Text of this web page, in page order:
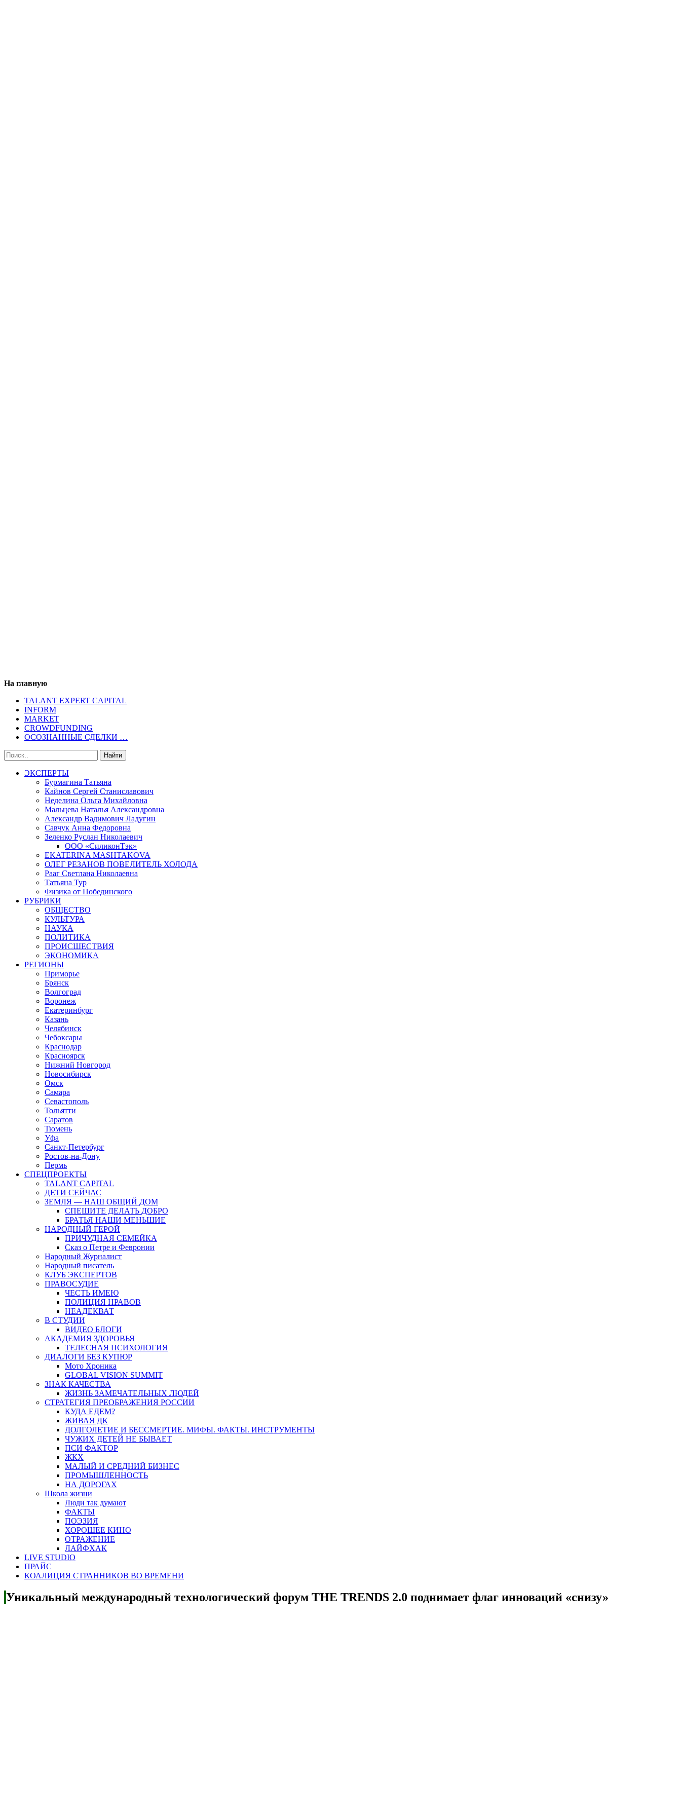
На главную
TALANT EXPERT CAPITAL
INFORM
MARKET
CROWDFUNDING
ОСОЗНАННЫЕ СДЕЛКИ …
ЭКСПЕРТЫ
Бурмагина Татьяна
Кайнов Сергей Станиславович
Неделина Ольга Михайловна
Мальцева Наталья Александровна
Александр Вадимович Ладугин
Савчук Анна Федоровна
Зеленко Руслан Николаевич
ООО «СиликонТэк»
EKATERINA MASHTAKOVA
ОЛЕГ РЕЗАНОВ ПОВЕЛИТЕЛЬ ХОЛОДА
Рааг Светлана Николаевна
Татьяна Тур
Физика от Побединского
РУБРИКИ
ОБЩЕСТВО
КУЛЬТУРА
НАУКА
ПОЛИТИКА
ПРОИСШЕСТВИЯ
ЭКОНОМИКА
РЕГИОНЫ
Приморье
Брянск
Волгоград
Воронеж
Екатеринбург
Казань
Челябинск
Чебоксары
Краснодар
Красноярск
Нижний Новгород
Новосибирск
Омск
Самара
Севастополь
Тольятти
Саратов
Тюмень
Уфа
Санкт-Петербург
Ростов-на-Дону
Пермь
СПЕЦПРОЕКТЫ
TALANT CAPITAL
ДЕТИ СЕЙЧАС
ЗЕМЛЯ — НАШ ОБЩИЙ ДОМ
СПЕШИТЕ ДЕЛАТЬ ДОБРО
БРАТЬЯ НАШИ МЕНЬШИЕ
НАРОДНЫЙ ГЕРОЙ
ПРИЧУДНАЯ СЕМЕЙКА
Сказ о Петре и Февронии
Народный Журналист
Народный писатель
КЛУБ ЭКСПЕРТОВ
ПРАВОСУДИЕ
ЧЕСТЬ ИМЕЮ
ПОЛИЦИЯ НРАВОВ
НЕАДЕКВАТ
В СТУДИИ
ВИДЕО БЛОГИ
АКАДЕМИЯ ЗДОРОВЬЯ
ТЕЛЕСНАЯ ПСИХОЛОГИЯ
ДИАЛОГИ БЕЗ КУПЮР
Мото Хроника
GLOBAL VISION SUMMIT
ЗНАК КАЧЕСТВА
ЖИЗНЬ ЗАМЕЧАТЕЛЬНЫХ ЛЮДЕЙ
СТРАТЕГИЯ ПРЕОБРАЖЕНИЯ РОССИИ
КУДА ЕДЕМ?
ЖИВАЯ ДК
ДОЛГОЛЕТИЕ И БЕССМЕРТИЕ. МИФЫ. ФАКТЫ. ИНСТРУМЕНТЫ
ЧУЖИХ ДЕТЕЙ НЕ БЫВАЕТ
ПСИ ФАКТОР
ЖКХ
МАЛЫЙ И СРЕДНИЙ БИЗНЕС
ПРОМЫШЛЕННОСТЬ
НА ДОРОГАХ
Школа жизни
Люди так думают
ФАКТЫ
ПОЭЗИЯ
ХОРОШЕЕ КИНО
ОТРАЖЕНИЕ
ЛАЙФХАК
LIVE STUDIO
ПРАЙС
КОАЛИЦИЯ СТРАННИКОВ ВО ВРЕМЕНИ
Уникальный международный технологический форум THE TRENDS 2.0 поднимает флаг инноваций «снизу»